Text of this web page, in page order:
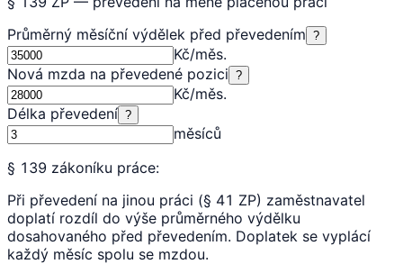
Průměrný měsíční výdělek před převedením ?
Kč/měs.
Nová mzda na převedené pozici ?
Kč/měs.
Délka převedení ?
měsíců
§ 139 zákoníku práce:
Při převedení na jinou práci (§ 41 ZP) zaměstnavatel
doplatí rozdíl do výše průměrného výdělku
dosahovaného před převedením. Doplatek se vyplácí
každý měsíc spolu se mzdou.